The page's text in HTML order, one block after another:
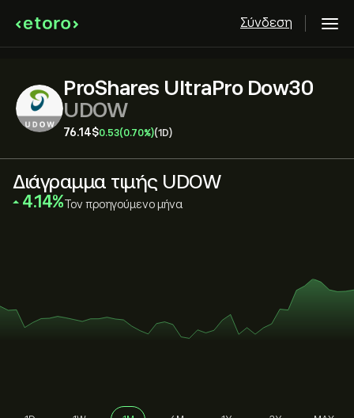
Σύνδεση
ProShares UltraPro Dow30
UDOW
76.14‎$‎0.53(0.70%)(1D)
Διάγραμμα τιμής UDOW
‎4.14‎ Τον προηγούμενο μήνα